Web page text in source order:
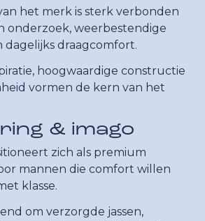
het merk is sterk verbonden
onderzoek, weerbestendige
dagelijks draagcomfort.
hoogwaardige constructie
vormen de kern van het
& imago
zich als premium
mannen die comfort willen
klasse.
om verzorgde jassen,